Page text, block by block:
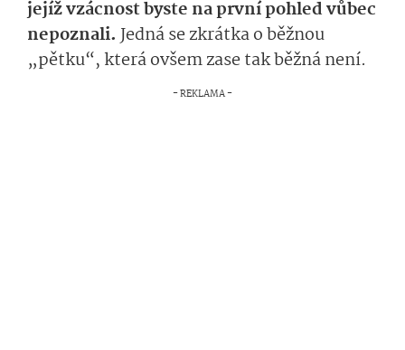
jejíž vzácnost byste na první pohled vůbec
nepoznali.Jedná se zkrátka o běžnou
„pětku“, která ovšem zase tak běžná není.